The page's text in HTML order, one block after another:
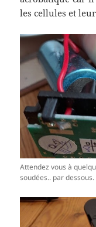
les cellules et
Attendez vous à
soudées.. par dessous.